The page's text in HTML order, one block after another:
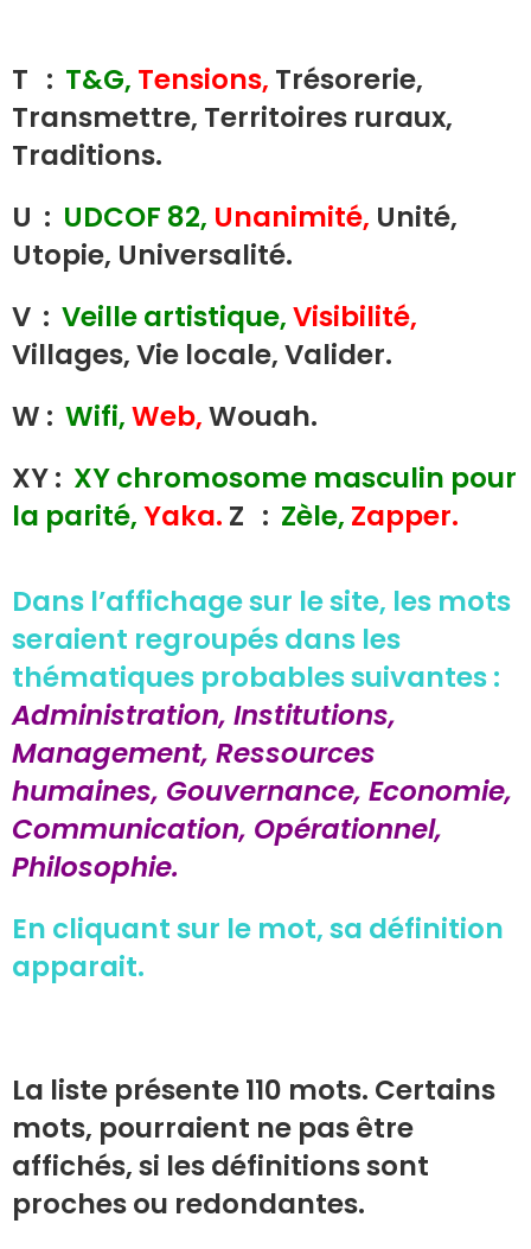
T : T&G, Tensions, Trésorerie,
Transmettre, Territoires ruraux,
Traditions.
U : UDCOF 82, Unanimité, Unité,
Utopie, Universalité.
V : Veille artistique,Visibilité,
Villages, Vie locale, Valider.
W : Wifi,Web,Wouah.
XY : XY chromosome masculin pour
la parité,Yaka. Z : Zèle, Zapper.
Dans l’affichage sur le site, les mots
seraient regroupés dans les
thématiques probables suivantes :
Administration, Institutions,
Management, Ressources
humaines, Gouvernance, Economie,
Communication, Opérationnel,
Philosophie.
En cliquant sur le mot, sa définition
apparait.
La liste présente 110 mots. Certains
mots, pourraient ne pas être
affichés, si les définitions sont
proches ou redondantes.